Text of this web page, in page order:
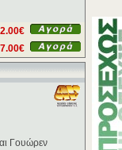
Γουώρεν